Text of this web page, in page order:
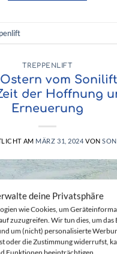
deine Privatsphäre
wie Cookies, um
zuzugreifen. Wir tun dies, um das
um (nicht) personalisierte
oder die Zustimmung widerrufst,
TREPPENLIFT
vom
der Hoffnung
Erneuerung
AM MÄRZ 31, 2024VON